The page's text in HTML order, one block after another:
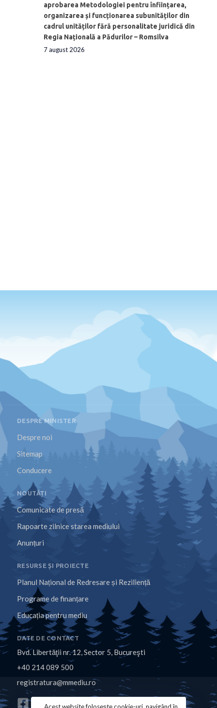
aprobarea Metodologiei pentru înființarea,
organizarea și funcționarea subunităților din
cadrul unităților fără personalitate juridică din
Regia Națională a Pădurilor – Romsilva
7 august 2026
DESPRE MINISTER
Despre noi
Sitemap
Conducere
NOUTĂȚI
Comunicate de presă
Rapoarte zilnice starea mediului
Anunțuri
RESURSE ȘI PROIECTE
Planul Național de Redresare și Reziliență
Programe de finanțare
Educația pentru mediu
DATE DE CONTACT
Bvd. Libertăţii nr. 12, Sector 5, Bucureşti
+40 214 089 500
registratura@mmediu.ro